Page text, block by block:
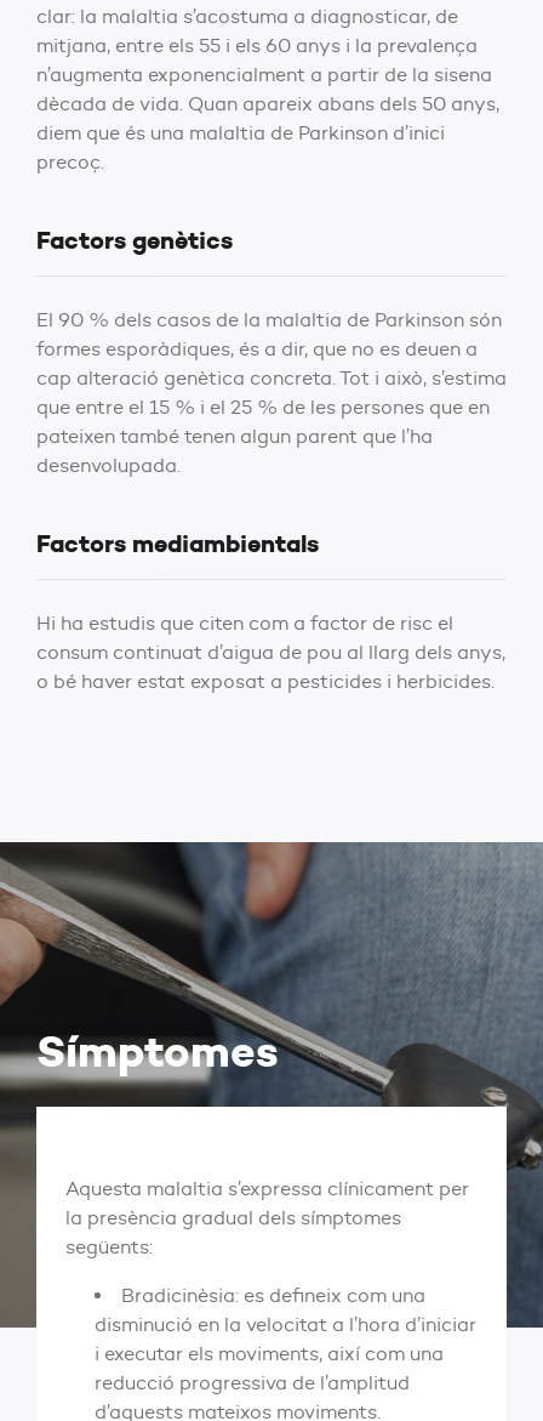
clar: la malaltia s’acostuma a diagnosticar, de
mitjana, entre els 55 i els 60 anys i la prevalença
n’augmenta exponencialment a partir de la sisena
dècada de vida. Quan apareix abans dels 50 anys,
diem que és una malaltia de Parkinson d’inici
precoç.
Factors genètics
El 90 % dels casos de la malaltia de Parkinson són
formes esporàdiques, és a dir, que no es deuen a
cap alteració genètica concreta. Tot i això, s’estima
que entre el 15 % i el 25 % de les persones que en
pateixen també tenen algun parent que l’ha
desenvolupada.
Factors mediambientals
Hi ha estudis que citen com a factor de risc el
consum continuat d’aigua de pou al llarg dels anys,
o bé haver estat exposat a pesticides i herbicides.
Símptomes
Aquesta malaltia s’expressa clínicament per
la presència gradual dels símptomes
següents:
Bradicinèsia: es defineix com una
disminució en la velocitat a l’hora d’iniciar
i executar els moviments, així com una
reducció progressiva de l’amplitud
d’aquests mateixos moviments.